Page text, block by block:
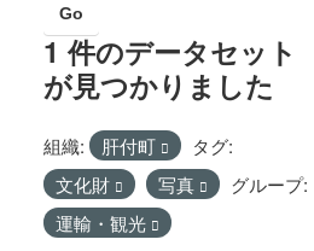
Go
1 件のデータセット
が見つかりました
組織: 肝付町
タグ:
文化財
写真
グループ:
運輸・観光